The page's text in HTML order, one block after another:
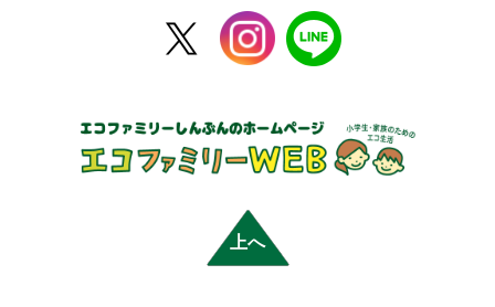
instagram
上へ